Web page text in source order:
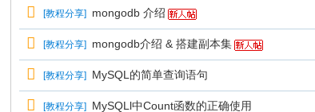
[教程分享] mongodb 介绍
[教程分享] mongodb介绍 & 搭建副本集
[教程分享] MySQL的简单查询语句
[教程分享] MySQLl中Count函数的正确使用